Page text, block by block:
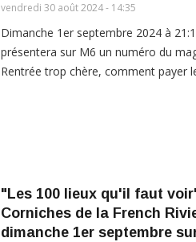
vendredi 30 août 2024 - 14:35
Dimanche 1er septembre 2024 à
présentera sur M6 un numéro du
Rentrée trop chère, comment payer
"Les 100 lieux qu'il faut
Corniches de la French
dimanche 1er septembre